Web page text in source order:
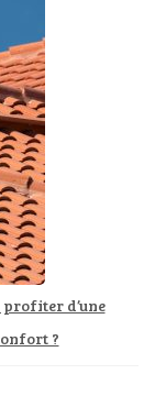
d’une
?